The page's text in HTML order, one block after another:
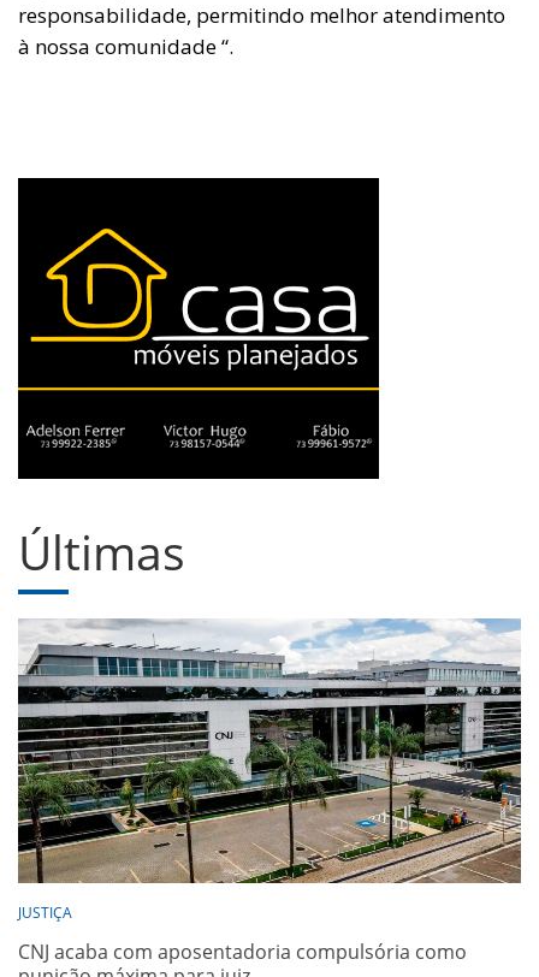
responsabilidade, permitindo melhor atendimento
à nossa comunidade “.
Últimas
JUSTIÇA
CNJ acaba com aposentadoria compulsória como